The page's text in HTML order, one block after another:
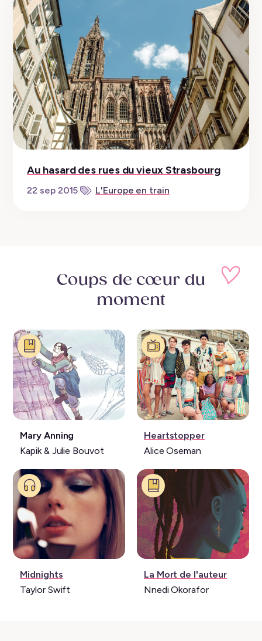
Au hasard des rues du vieux Strasbourg
22 sep 2015 L'Europe en train
Coups de cœur du
moment
Livre:
Mary Anning
Kapik & Julie Bouvot
Série:
Heartstopper
Alice Oseman
Musique:
Midnights
Taylor Swift
Livre:
La Mort de l'auteur
Nnedi Okorafor